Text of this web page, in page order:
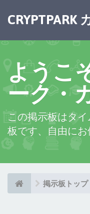
CRYPTPARK
ようこ
ーク・
この掲示板はタ
板です、自由に
掲示板トップ